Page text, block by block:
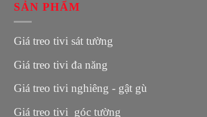
SẢN PHẨM
Giá treo tivi sát tường
Giá treo tivi đa năng
Giá treo tivi nghiêng - gật gù
Giá treo tivi góc tường